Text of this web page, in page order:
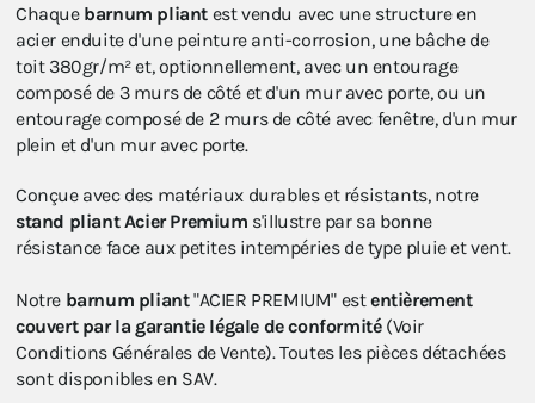
Chaquebarnum pliant est vendu avec une structure en
acier enduite d'une peinture anti-corrosion, une bâche de
toit 380gr/m² et, optionnellement, avec un entourage
composé de 3 murs de côté et d'un mur avec porte, ou un
entourage composé de 2 murs de côté avec fenêtre, d'un mur
plein et d'un mur avec porte.
Conçue avec des matériaux durables et résistants, notre
stand pliant Acier Premium s'illustre par sa bonne
résistance face aux petites intempéries de type pluie et vent.
Notre barnum pliant"ACIER PREMIUM" estentièrement
couvert par la garantie légale de conformité(Voir
Conditions Générales de Vente). Toutes les pièces détachées
sont disponibles en SAV.